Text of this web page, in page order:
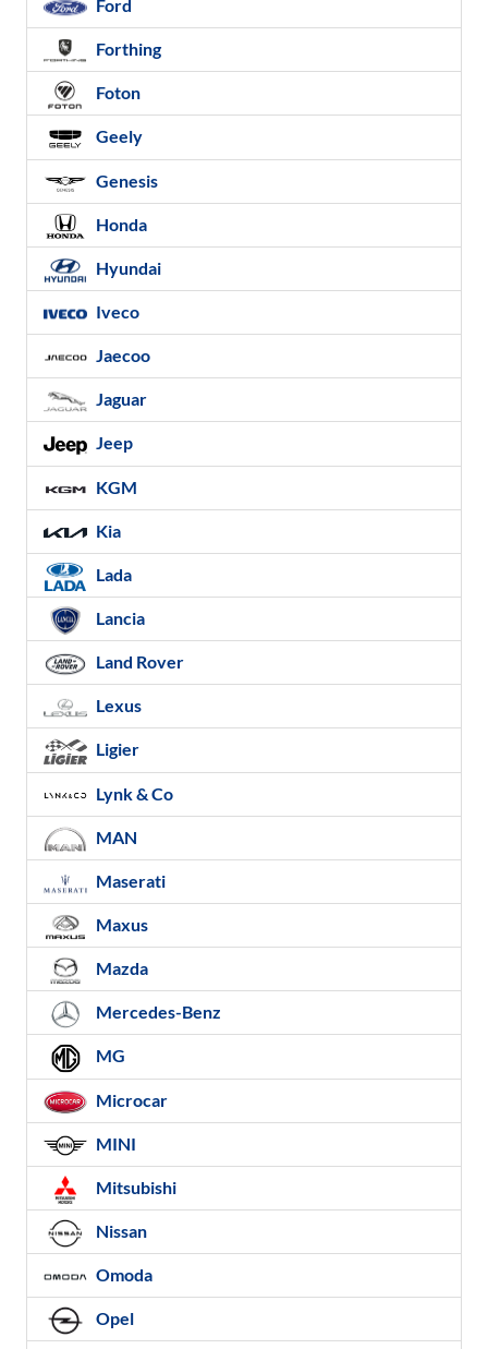
Ford
Forthing
Foton
Geely
Genesis
Honda
Hyundai
Iveco
Jaecoo
Jaguar
Jeep
KGM
Kia
Lada
Lancia
Land Rover
Lexus
Ligier
Lynk & Co
MAN
Maserati
Maxus
Mazda
Mercedes-Benz
MG
Microcar
MINI
Mitsubishi
Nissan
Omoda
Opel